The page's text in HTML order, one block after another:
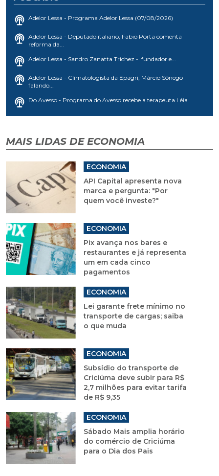
Adelor Lessa - Programa Adelor Lessa (07/08/2026)
Adelor Lessa - Deputado italiano, Fabio Porta comenta
reforma da...
Adelor Lessa - Sandro Zanatta Trichez - fundador e...
Adelor Lessa - Climatologista da Epagri, Márcio Sônego
falando...
Do Avesso - Programa do Avesso recebe a terapeuta Léia...
MAIS LIDAS DE ECONOMIA
ECONOMIA
API Capital apresenta nova
marca e pergunta: "Por
quem você investe?"
ECONOMIA
Pix avança nos bares e
restaurantes e já representa
um em cada cinco
pagamentos
ECONOMIA
Lei garante frete mínimo no
transporte de cargas; saiba
o que muda
ECONOMIA
Subsídio do transporte de
Criciúma deve subir para R$
2,7 milhões para evitar tarifa
de R$ 9,35
ECONOMIA
Sábado Mais amplia horário
do comércio de Criciúma
para o Dia dos Pais